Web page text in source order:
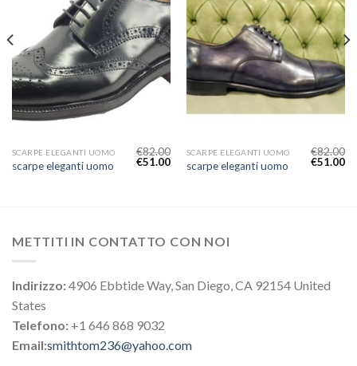
SCARPE ELEGANTI UOMO
scarpe eleganti uomo
€82.00
€51.00
SCARPE ELEGANTI UOMO
scarpe eleganti uomo
€82.00
€51.00
METTITI IN CONTATTO CON NOI
Indirizzo:4906 Ebbtide Way, San Diego, CA 92154 United
States
Telefono: +1 646 868 9032
Email:smithtom236@yahoo.com